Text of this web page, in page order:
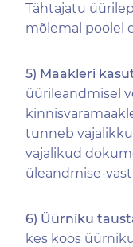
Tähtajatu
mõlemal poolel
5) Maakleri
üürileandmisel
tunneb
vajalikud
üleandmise-
6) Üürniku
kes koos